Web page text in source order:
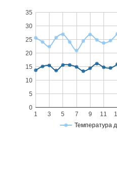
Температура
1 3 5 7 9 11
0
5
10
15
20
25
30
35